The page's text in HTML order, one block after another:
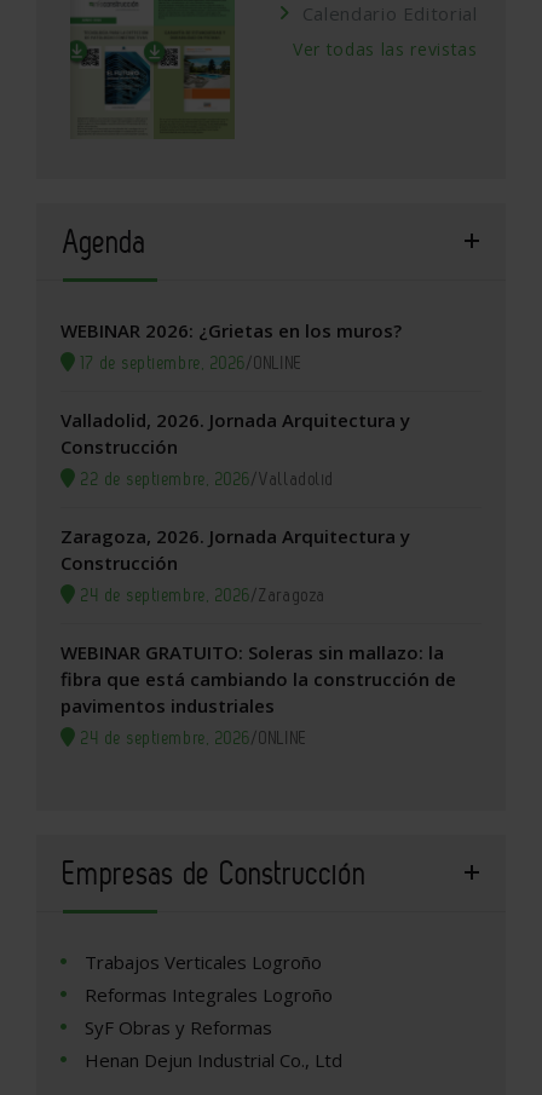
Calendario Editorial
Ver todas las revistas
Agenda
WEBINAR 2026: ¿Grietas en los muros?
17 de septiembre, 2026/ONLINE
Valladolid, 2026. Jornada Arquitectura y
Construcción
22 de septiembre, 2026/Valladolid
Zaragoza, 2026. Jornada Arquitectura y
Construcción
24 de septiembre, 2026/Zaragoza
WEBINAR GRATUITO: Soleras sin mallazo: la
fibra que está cambiando la construcción de
pavimentos industriales
24 de septiembre, 2026/ONLINE
Empresas de Construcción
Trabajos Verticales Logroño
Reformas Integrales Logroño
SyF Obras y Reformas
Henan Dejun Industrial Co., Ltd